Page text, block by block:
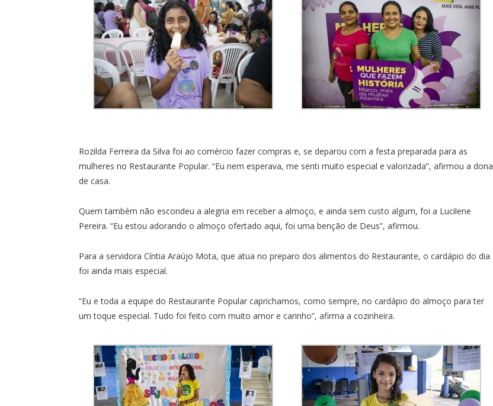
Rozilda Ferreira da Silva foi ao comércio fazer compras e, se deparou com a festa preparada para as
mulheres no Restaurante Popular. “Eu nem esperava, me senti muito especial e valorizada”, afirmou a dona
de casa.
Quem também não escondeu a alegria em receber a almoço, e ainda sem custo algum, foi a Lucilene
Pereira. “Eu estou adorando o almoço ofertado aqui, foi uma benção de Deus”, afirmou.
Para a servidora Cíntia Araújo Mota, que atua no preparo dos alimentos do Restaurante, o cardápio do dia
foi ainda mais especial.
“Eu e toda a equipe do Restaurante Popular caprichamos, como sempre, no cardápio do almoço para ter
um toque especial. Tudo foi feito com muito amor e carinho”, afirma a cozinheira.